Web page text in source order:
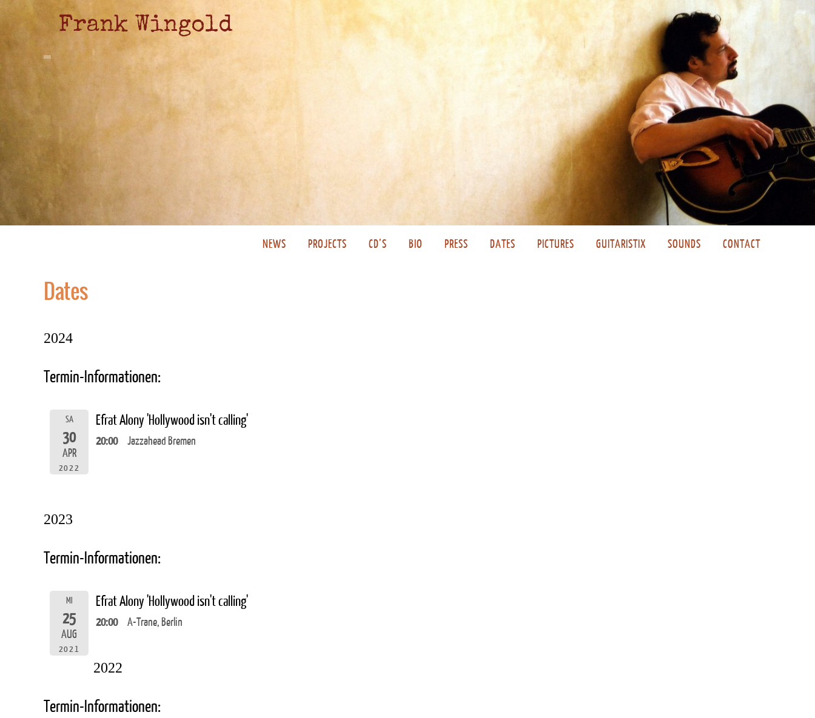
Frank Wingold
NEWS PROJECTS CD’S BIO PRESS DATES PICTURES GUITARISTIX SOUNDS CONTACT
Dates
2024
Termin-Informationen:
SA
30
APR
2022
Efrat Alony 'Hollywood isn't calling'
20:00 Jazzahead Bremen
2023
Termin-Informationen:
MI
25
AUG
2021
Efrat Alony 'Hollywood isn't calling'
20:00 A-Trane, Berlin
2022
Termin-Informationen: